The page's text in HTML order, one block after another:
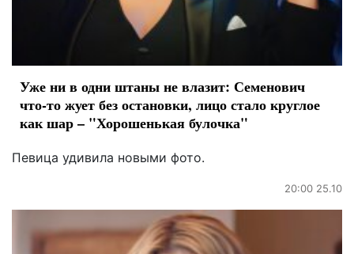
Уже ни в одни штаны не влазит: Семенович
что-то жует без остановки, лицо стало круглое
как шар – "Хорошенькая булочка"
Певица удивила новыми фото.
20:00 25.10